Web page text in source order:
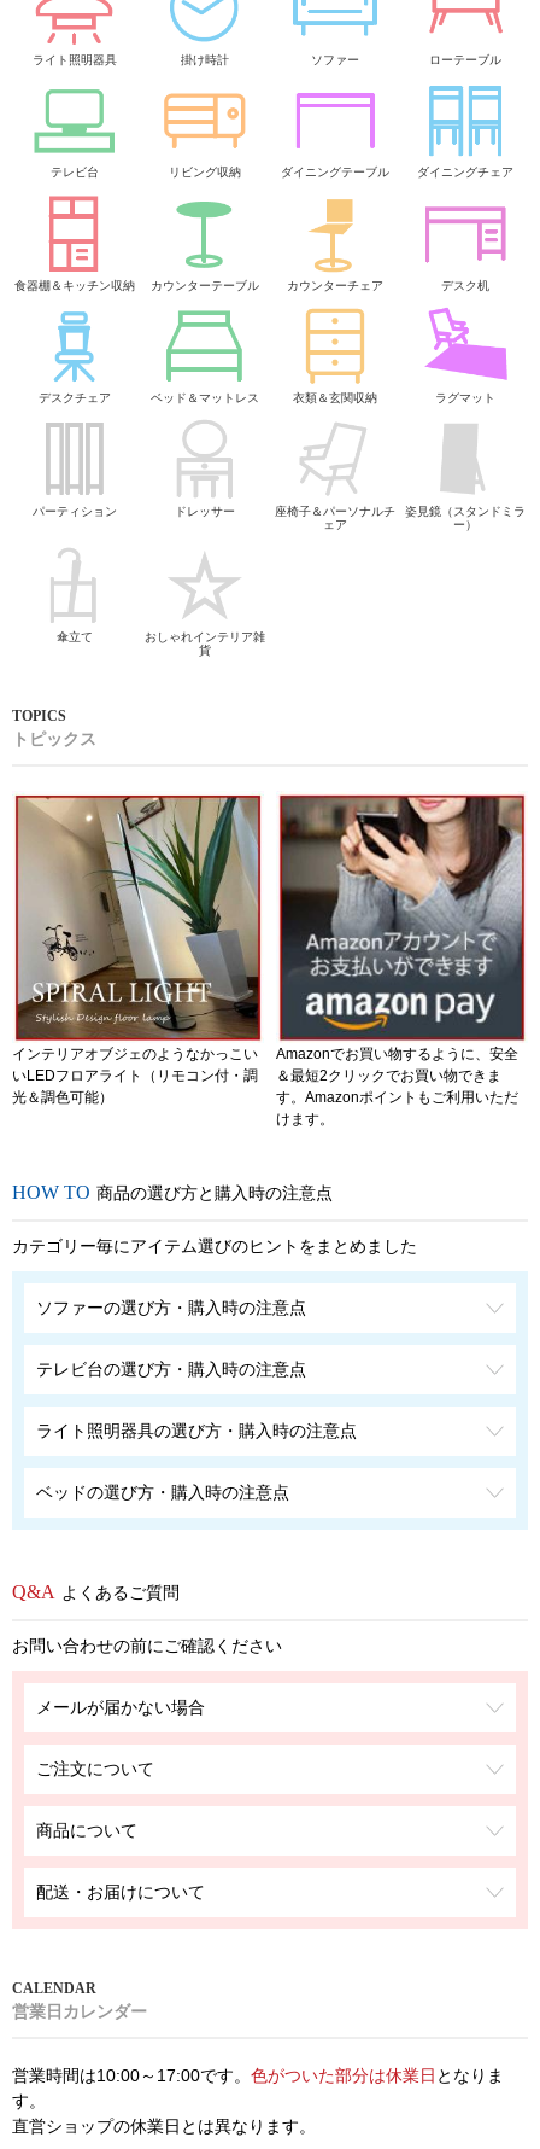
ライト照明器具 掛け時計 ソファー ローテーブル
テレビ台 リビング収納 ダイニングテーブル ダイニングチェア
食器棚＆キッチン収納 カウンターテーブル カウンターチェア デスク机
デスクチェア ベッド＆マットレス 衣類＆玄関収納 ラグマット
パーティション ドレッサー
座椅子＆パーソナルチ
ェア
姿見鏡（スタンドミラ
ー）
傘立て
おしゃれインテリア雑
貨
トピックス
インテリアオブジェのようなかっこい
いLEDフロアライト（リモコン付・調
光＆調色可能）
Amazonでお買い物するように、安全
＆最短2クリックでお買い物できま
す。Amazonポイントもご利用いただ
けます。
商品の選び方と購入時の注意点
カテゴリー毎にアイテム選びのヒントをまとめました
ソファーの選び方・購入時の注意点
テレビ台の選び方・購入時の注意点
ライト照明器具の選び方・購入時の注意点
ベッドの選び方・購入時の注意点
よくあるご質問
お問い合わせの前にご確認ください
メールが届かない場合
ご注文について
商品について
配送・お届けについて
営業日カレンダー
営業時間は10:00～17:00です。 色がついた部分は休業日 となりま
す。
直営ショップの休業日とは異なります。